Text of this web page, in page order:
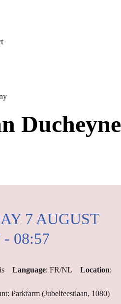
Ducheyne
7 AUGUST
- 08:57
Language: FR/NL Location:
Parkfarm (Jubelfeestlaan, 1080)